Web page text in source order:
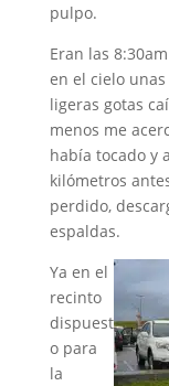
pulpo.
Eran las
en el cielo
ligeras gotas
menos me
había tocado y
kilómetros
perdido,
espaldas.
Ya en el
recinto
dispuest
o para
la